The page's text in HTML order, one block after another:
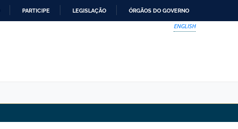
PARTICIPE LEGISLAÇÃO ÓRGÃOS DO GOVERNO
ENGLISH